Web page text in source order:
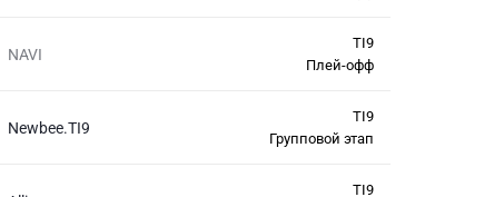
NAVI
TI9
Плей-офф
Newbee.TI9
TI9
Групповой этап
TI9